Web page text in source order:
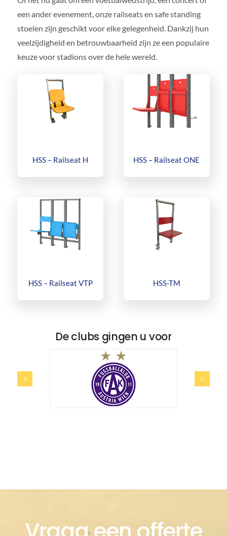
een ander evenement, onze railseats en safe standing
stoelen zijn geschikt voor elke gelegenheid. Dankzij hun
veelzijdigheid en betrouwbaarheid zijn ze een populaire
keuze voor stadions over de hele wereld.
HSS – Railseat H HSS – Railseat ONE
HSS – Railseat VTP HSS-TM
De clubs gingen u voor